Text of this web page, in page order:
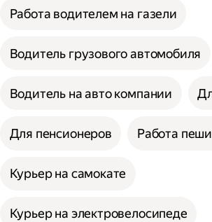
Работа водителем на газели
Водитель грузового автомобиля
Водитель на авто компании
Для пенсионеров Работа
Курьер на самокате
Курьер на электровелосипеде